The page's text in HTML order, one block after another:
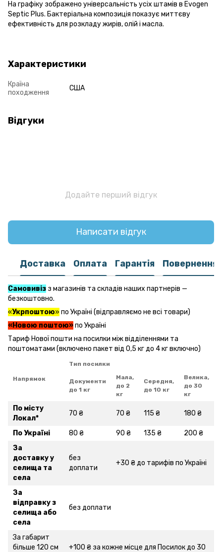
На графіку зображено універсальність усіх штамів в Evogen
Septic Plus. Бактеріальна композиція показує миттєву
ефективність для розкладу жирів, олій і масла.
Характеристики
Країна
походження
США
Відгуки
Додайте перший відгук
Написати відгук
Доставка Оплата Гарантія Повернення
Самовивіз з магазинів та складів наших партнерів —
безкоштовно.
«Укрпоштою» по Україні (відправляємо не всі товари)
«Новою поштою»по Україні
Тариф Нової пошти на посилки між відділеннями та
поштоматами (включено пакет від 0,5 кг до 4 кг включно)
Напрямок
Тип посилки
Документи
до 1 кг
Мала,
до 2
кг
Середня,
до 10 кг
Велика,
до 30
кг
По місту
Локал*
70 ₴ 70 ₴ 115 ₴ 180 ₴
По Україні 80 ₴ 90 ₴ 135 ₴
200 ₴
За
доставку у
селища та
села
без
доплати
+30 ₴ до тарифів по Україні
За
відправку з
селища або
села
без доплати
За габарит
більше 120 см
+100 ₴ за кожне місце для Посилок до 30